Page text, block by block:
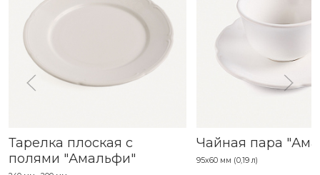
Тарелка плоская с
полями "Амальфи"
Чайная пара
95х60 мм (0,19 л)